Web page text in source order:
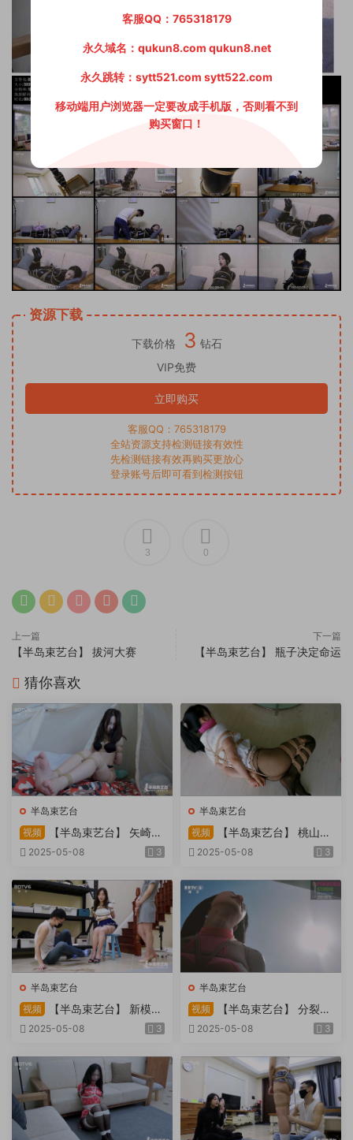
资源下载
下载价格 3 钻石
VIP免费
立即购买
客服QQ：765318179
全站资源支持检测链接有效性
先检测链接有效再购买更放心
登录账号后即可看到检测按钮
3 0
上一篇
【半岛束艺台】 拔河大赛
下一篇
【半岛束艺台】 瓶子决定命运
猜你喜欢
半岛束艺台
视频
【半岛束艺台】 矢崎
物业为您服务
2025-05-08 3
半岛束艺台
视频
【半岛束艺台】 桃山漫
画改编03 团缚美女超刺激玩
2025-05-08 3
半岛束艺台
视频
【半岛束艺台】 新模奎
因试镜，宛如阿紫再现
2025-05-08 3
半岛束艺台
视频
【半岛束艺台】 分裂的
快感：捆绑检阅式，车顶冷风
天。过路车辆..
2025-05-08 3
客服QQ：765318179
永久域名：qukun8.com qukun8.net
永久跳转：sytt521.com sytt522.com
移动端用户浏览器一定要改成手机版，否则看不到
购买窗口！